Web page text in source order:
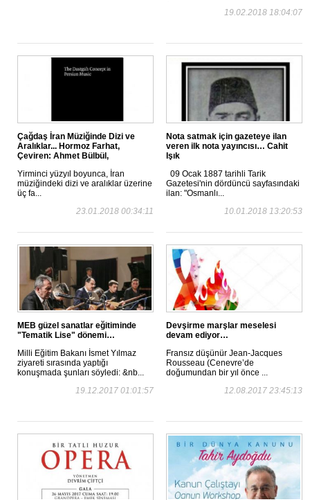
19.02.2018 18:04:07
Çağdaş İran Müziğinde Dizi ve
Aralıklar... Hormoz Farhat,
Çeviren: Ahmet Bülbül,
Yirminci yüzyıl boyunca, İran
müziğindeki dizi ve aralıklar üzerine
üç fa...
23.01.2018 00:34:11
Nota satmak için gazeteye ilan
veren ilk nota yayıncısı… Cahit
Işık
09 Ocak 1887 tarihli Tarik
Gazetesi'nin dördüncü sayfasındaki
ilan: "Osmanlı...
10.01.2018 13:20:53
MEB güzel sanatlar eğitiminde
"Tematik Lise" dönemi…
Milli Eğitim Bakanı İsmet Yılmaz
ziyareti sırasında yaptığı
konuşmada şunları söyledi: &nb...
19.12.2017 01:01:57
Devşirme marşlar meselesi
devam ediyor…
Fransız düşünür Jean-Jacques
Rousseau (Cenevre’de
doğumundan bir yıl önce ...
12.08.2017 23:45:13